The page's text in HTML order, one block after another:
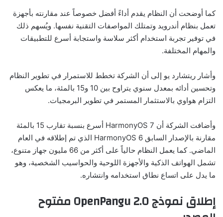
كما أوضحت أن النظام يقدم أداءً أفضل خصوصاً عند مقارنته بأجهزة
تعمل بنظام أندرويد وتمتلك المواصفات التقنية نفسها. ويُسهم ذلك
في توفير تجربة استخدام أكثر سلاسة واستجابة أسرع للتطبيقات
والمهام المختلفة.
وأشار ريتشارد يو إلى أن الشركة تخطط للاستمرار في تطوير النظام
وتحسين أدائه بمعدل سنوي يتراوح بين 10 و15 بالمئة، ما يعكس
التزام هواوي بالاستثمار المستمر في تطوير البرمجيات.
وأضافت الشركة أن HarmonyOS 7 أسرع بنسبة تقارب 15 بالمئة
مقارنة بالإصدار السابق HarmonyOS 6 الذي تم إطلاقه في العام
الماضي. كما يعمل النظام حالياً على أكثر من 66 مليون جهاز متنوع،
تشمل الهواتف الذكية والأجهزة اللوحية والحواسيب الشخصية، وهو
ما يدل على اتساع نطاق استخدامه وانتشاره.
إطلاق نموذج OpenPangu 2.0 مفتوح